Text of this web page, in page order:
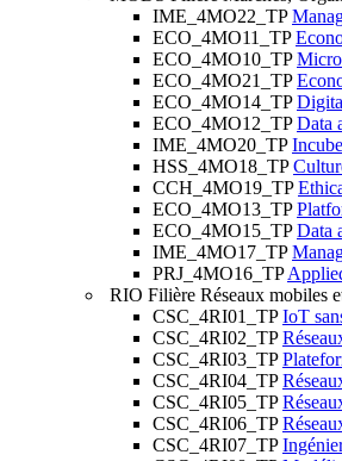
IME_4MO22_TP
ECO_4MO11_TP
ECO_4MO10_TP
ECO_4MO21_TP
ECO_4MO14_TP
ECO_4MO12_TP Data
IME_4MO20_TP
HSS_4MO18_TP
CCH_4MO19_TP
ECO_4MO13_TP
ECO_4MO15_TP Data
IME_4MO17_TP
PRJ_4MO16_TP
RIO Filière Réseaux mobiles
CSC_4RI01_TP IoT
CSC_4RI02_TP
CSC_4RI03_TP
CSC_4RI04_TP
CSC_4RI05_TP
CSC_4RI06_TP
CSC_4RI07_TP